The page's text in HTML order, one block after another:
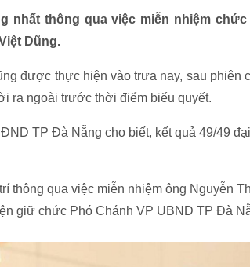
nhất thông qua việc miễn nhiệm
Dũng.
được thực hiện vào trưa nay, sau phiên
ra ngoài trước thời điểm biểu quyết.
TP Đà Nẵng cho biết, kết quả 49/49
thông qua việc miễn nhiệm ông Nguyễn
giữ chức Phó Chánh VP UBND TP Đà